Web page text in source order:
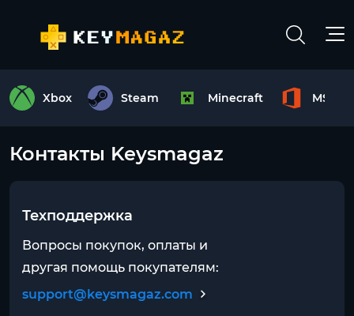
Xbox Steam Minecraft MS
Контакты Keysmagaz
Техподдержка
Вопросы покупок, оплаты и
другая помощь покупателям:
support@keysmagaz.com